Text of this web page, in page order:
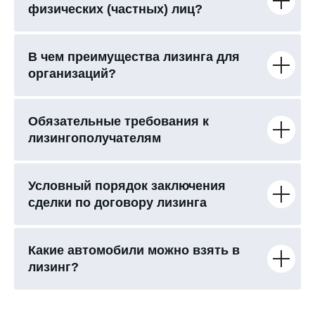
физических (частных) лиц?
В чем преимущества лизинга для
организаций?
Обязательные требования к
лизингополучателям
Условный порядок заключения
сделки по договору лизинга
Какие автомобили можно взять в
лизинг?